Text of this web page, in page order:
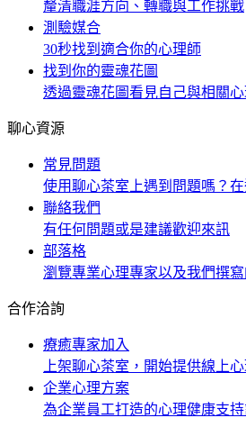
釐清職涯方向、轉職與工作挑戰
測驗媒合
30秒找到適合你的心理師
找到你的靈魂花圖
透過靈魂花圖看見自己與相關
聊心資源
常見問題
使用聊心茶室上遇到問題嗎？
聯絡我們
有任何問題或是建議歡迎來訊
部落格
瀏覽專業心理專家以及我們撰
合作洽詢
療癒專家加入
上架聊心茶室，開始提供線上
企業心理方案
為企業員工打造的心理健康支